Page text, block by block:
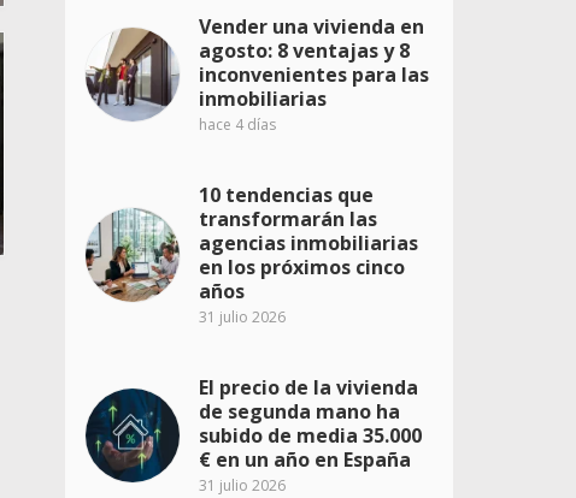
Vender una vivienda en
agosto: 8 ventajas y 8
inconvenientes para las
inmobiliarias
hace 4 días
10 tendencias que
transformarán las
agencias inmobiliarias
en los próximos cinco
años
31 julio 2026
El precio de la vivienda
de segunda mano ha
subido de media 35.000
€ en un año en España
31 julio 2026